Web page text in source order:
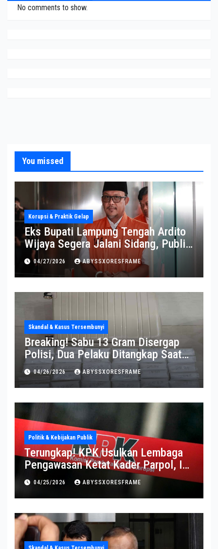
No comments to show.
You missed
Korupsi & Praktik Gelap
Eks Bupati Lampung Tengah Ardito
Wijaya Segera Jalani Sidang, Publik
Soroti Perkembangannya
04/27/2026 ABYSSXORESFRAME
Skandal & Kasus Tersembunyi
Breaking! Sabu 13 Gram Disergap
Polisi, Dua Pelaku Ditangkap Saat
Operasi Berlangsung Di Tempat
04/26/2026 ABYSSXORESFRAME
Politik & Kebijakan Publik
Terungkap! KPK Usulkan Lembaga
Pengawasan Ketat Kader Parpol, Ini
Alasannya
04/25/2026 ABYSSXORESFRAME